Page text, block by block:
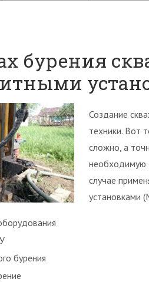
бурения
Создание
техники. Вот
сложно, а
необходимую
случае
установками
бурения